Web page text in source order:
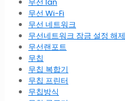
무선 Wi-Fi
무선 네트워크
무선네트워크 잠금 설정 해제
무선랜포트
무칩
무칩 복합기
무칩 프린터
무칩방식